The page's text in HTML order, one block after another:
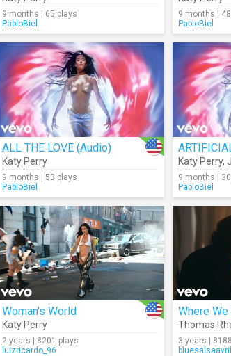
9 months | 65 plays
PabloBiel
9 months |
PabloBiel
ALL THE LOVE (Audio)
Katy Perry
9 months | 53 plays
PabloBiel
Katy Perry,
9 months |
PabloBiel
Woman's World
Katy Perry
2 years | 8201 plays
luizricardo_96
Where
Thomas
3 years |
bluesalsaavril